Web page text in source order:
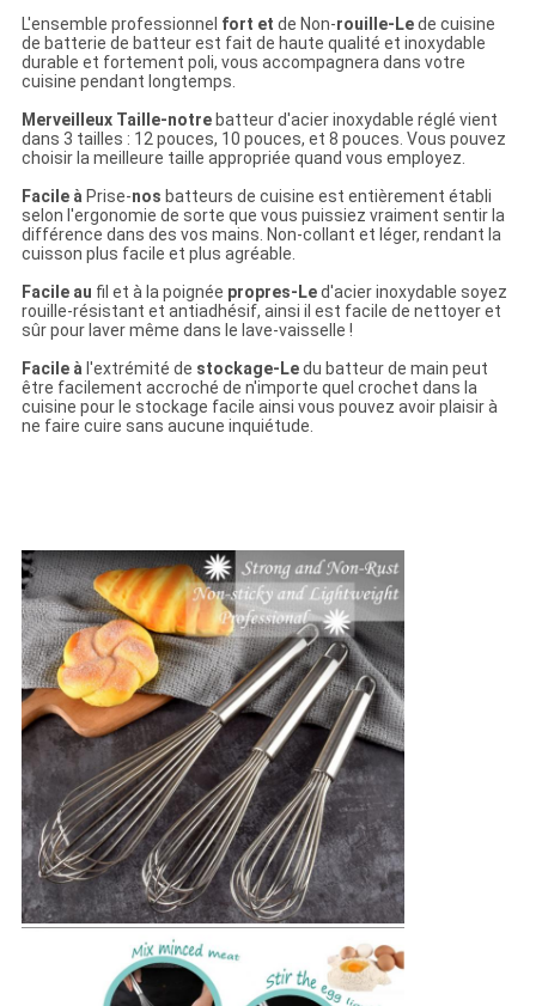
L'ensemble professionnel fort et de Non-rouille-Lede cuisine
de batterie de batteur est fait de haute qualité et inoxydable
durable et fortement poli, vous accompagnera dans votre
cuisine pendant longtemps.
Merveilleux Taille-notrebatteur d'acier inoxydable réglé vient
dans 3 tailles : 12 pouces, 10 pouces, et 8 pouces. Vous pouvez
choisir la meilleure taille appropriée quand vous employez.
Facile àPrise-nos batteurs de cuisine est entièrement établi
selon l'ergonomie de sorte que vous puissiez vraiment sentir la
différence dans des vos mains. Non-collant et léger, rendant la
cuisson plus facile et plus agréable.
Facile au fil et àlapoignée propres-Led'acier inoxydable soyez
rouille-résistant et antiadhésif, ainsi il est facile de nettoyer et
sûr pour laver même dans le lave-vaisselle !
Facile àl'extrémité de stockage-Ledu batteur de main peut
être facilement accroché de n'importe quel crochet dans la
cuisine pour le stockage facile ainsi vous pouvez avoir plaisir à
ne faire cuire sans aucune inquiétude.